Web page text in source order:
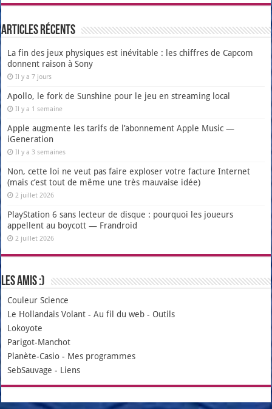
Articles récents
La fin des jeux physiques est inévitable : les chiffres de Capcom
donnent raison à Sony
Il y a 7 jours
Apollo, le fork de Sunshine pour le jeu en streaming local
Il y a 1 semaine
Apple augmente les tarifs de l’abonnement Apple Music —
iGeneration
Il y a 3 semaines
Non, cette loi ne veut pas faire exploser votre facture Internet
(mais c’est tout de même une très mauvaise idée)
2 juillet 2026
PlayStation 6 sans lecteur de disque : pourquoi les joueurs
appellent au boycott — Frandroid
2 juillet 2026
Les amis :)
Couleur Science
Le Hollandais Volant -Au fil du web - Outils
Lokoyote
Parigot-Manchot
Planète-Casio - Mes programmes
SebSauvage - Liens